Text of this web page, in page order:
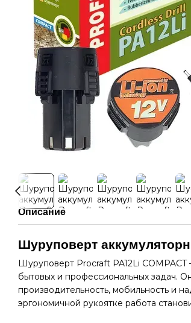
Описание
Шуруповерт
Шуруповерт Procraft PA12Li
бытовых и профессиональных задач.
производительность, мобильность и
эргономичной рукоятке работа